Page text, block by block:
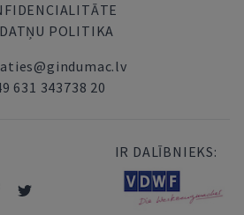
POLITIKA
631 343738 20
IR DALĪBNIEKS: